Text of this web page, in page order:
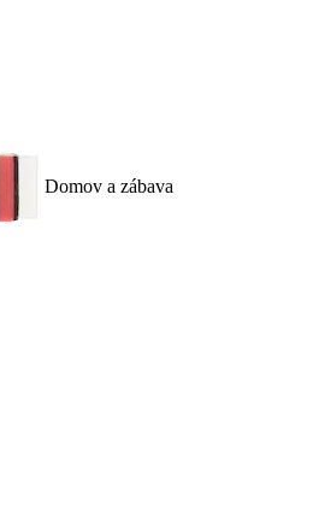
Domov a zábava